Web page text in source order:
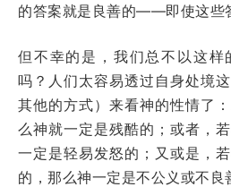
的答案就是良善的——即使这些
但不幸的是，我们总不以这样
吗？ 人们太容易透过自身处境
其他的方式）来看神的性情了：
么神就一定是残酷的；或者，
一定是轻易发怒的；又或是，
的，那么神一定是不公义或不良